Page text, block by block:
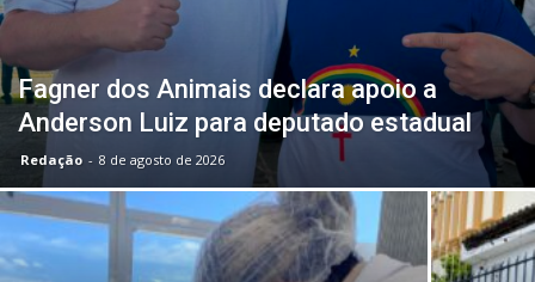
Fagner dos Animais declara apoio a
Anderson Luiz para deputado estadual
Redação - 8 de agosto de 2026